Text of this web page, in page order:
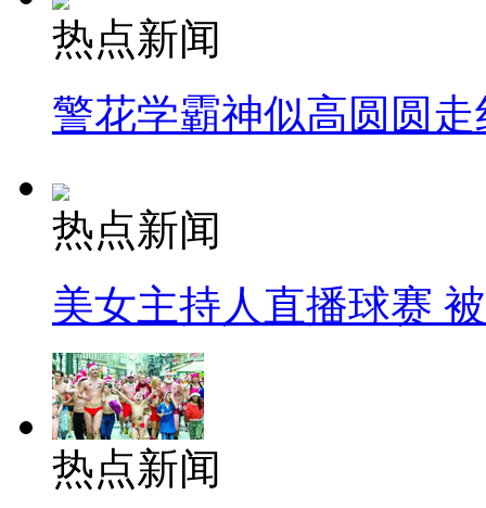
热点新闻
警花学霸神似高圆圆走
热点新闻
美女主持人直播球赛
热点新闻